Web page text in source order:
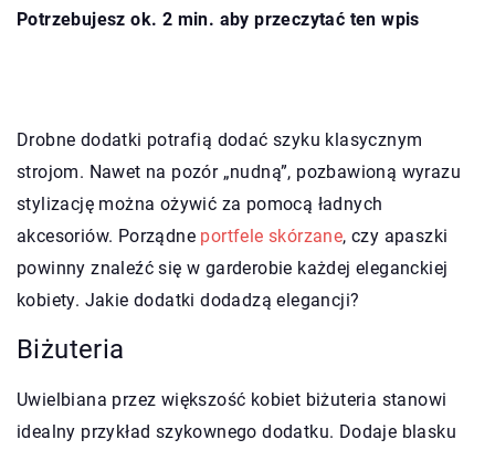
Potrzebujesz ok. 2 min. aby przeczytać ten wpis
Drobne dodatki potrafią dodać szyku klasycznym
strojom. Nawet na pozór „nudną”, pozbawioną wyrazu
stylizację można ożywić za pomocą ładnych
akcesoriów. Porządne portfele skórzane, czy apaszki
powinny znaleźć się w garderobie każdej eleganckiej
kobiety. Jakie dodatki dodadzą elegancji?
Biżuteria
Uwielbiana przez większość kobiet biżuteria stanowi
idealny przykład szykownego dodatku. Dodaje blasku